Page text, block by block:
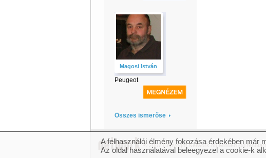
Magosi István
Peugeot
Összes ismerőse
© 2007 Copyright Network.hu Minden jog
A felhasználói élmény fokozása érdekében már
Az oldal használatával beleegyezel a cookie-k